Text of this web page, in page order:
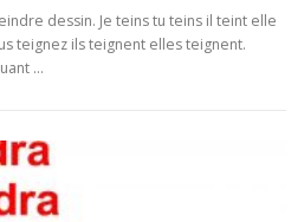
dessin. Je teins tu teins il teint elle
teignez ils teignent elles teignent.
…